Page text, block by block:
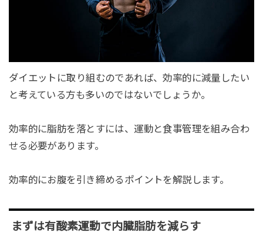
ダイエットに取り組むのであれば、効率的に減量したい
と考えている方も多いのではないでしょうか。
効率的に脂肪を落とすには、運動と食事管理を組み合わ
せる必要があります。
効率的にお腹を引き締めるポイントを解説します。
まずは有酸素運動で内臓脂肪を減らす